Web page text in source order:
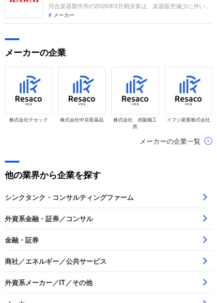
河合楽器製作所の2026年3月期決算は、楽器販売減少に伴い本
業は減益となるも、特益計上等で純利益は大幅増益。「なぜ今
河合楽器製作所なのか？」「転職希望者がどの事業で、どんな
メーカー
メーカーの企業
株式会社テセック 株式会社中京医薬品
株式会社 赤阪鐵工
所
イフジ産業株式会社
メーカーの企業一覧
他の業界から企業を探す
シンクタンク・コンサルティングファーム
外資系金融・証券／コンサル
金融・証券
商社／エネルギー／公共サービス
外資系メーカー／IT／その他